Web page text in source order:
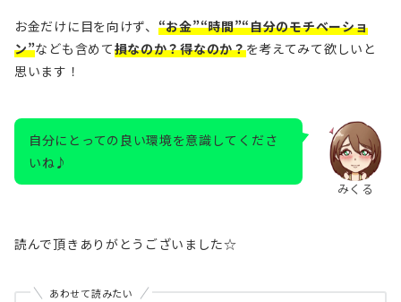
お金だけに目を向けず、 “お金”“時間”“自分のモチベーショ
ン”なども含めて損なのか？得なのか？を考えてみて欲しいと
思います！
みくる
自分にとっての良い環境を意識してくださ
いね♪
読んで頂きありがとうございました☆
あわせて読みたい